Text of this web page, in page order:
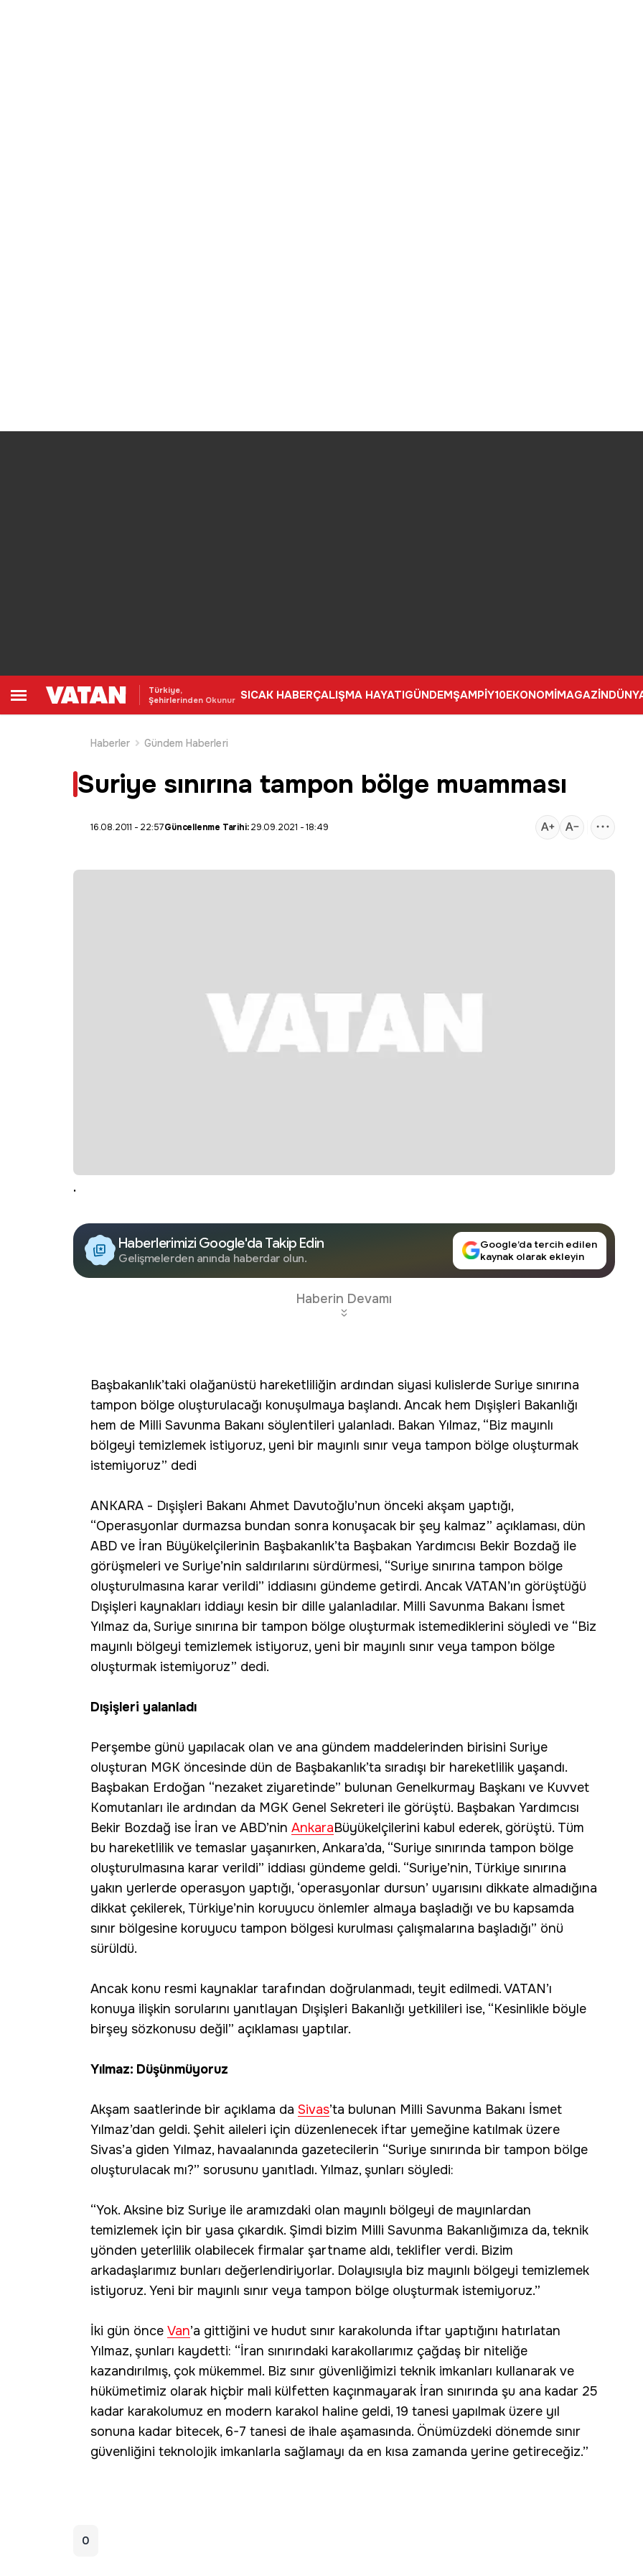
Türkiye,
Şehirlerinden Okunur SICAK HABERÇALIŞMA HAYATIGÜNDEMŞAMPİY10EKONOMİMAGAZİN
Haberler
Gündem Haberleri
Suriye sınırına tampon bölge muamması
16.08.2011 - 22:57Güncellenme Tarihi:29.09.2021 - 18:49
.
Haberlerimizi Google'da Takip Edin
Gelişmelerden anında haberdar olun.
Google’da tercih edilen
kaynak olarak ekleyin
Haberin Devamı
Başbakanlık’taki olağanüstü hareketliliğin ardından siyasi kulislerde Suriye sınırına
tampon bölge oluşturulacağı konuşulmaya başlandı. Ancak hem Dışişleri Bakanlığı
hem de Milli Savunma Bakanı söylentileri yalanladı. Bakan Yılmaz, “Biz mayınlı
bölgeyi temizlemek istiyoruz, yeni bir mayınlı sınır veya tampon bölge oluşturmak
istemiyoruz” dedi
ANKARA - Dışişleri Bakanı Ahmet Davutoğlu’nun önceki akşam yaptığı,
“Operasyonlar durmazsa bundan sonra konuşacak bir şey kalmaz” açıklaması, dün
ABD ve İran Büyükelçilerinin Başbakanlık’ta Başbakan Yardımcısı Bekir Bozdağ ile
görüşmeleri ve Suriye’nin saldırılarını sürdürmesi, “Suriye sınırına tampon bölge
oluşturulmasına karar verildi” iddiasını gündeme getirdi. Ancak VATAN’ın görüştüğü
Dışişleri kaynakları iddiayı kesin bir dille yalanladılar. Milli Savunma Bakanı İsmet
Yılmaz da, Suriye sınırına bir tampon bölge oluşturmak istemediklerini söyledi ve “Biz
mayınlı bölgeyi temizlemek istiyoruz, yeni bir mayınlı sınır veya tampon bölge
oluşturmak istemiyoruz” dedi.
Dışişleri yalanladı
Perşembe günü yapılacak olan ve ana gündem maddelerinden birisini Suriye
oluşturan MGK öncesinde dün de Başbakanlık’ta sıradışı bir hareketlilik yaşandı.
Başbakan Erdoğan “nezaket ziyaretinde” bulunan Genelkurmay Başkanı ve Kuvvet
Komutanları ile ardından da MGK Genel Sekreteri ile görüştü. Başbakan Yardımcısı
Bekir Bozdağ ise İran ve ABD’nin AnkaraBüyükelçilerini kabul ederek, görüştü. Tüm
bu hareketlilik ve temaslar yaşanırken, Ankara’da, “Suriye sınırında tampon bölge
oluşturulmasına karar verildi” iddiası gündeme geldi. “Suriye’nin, Türkiye sınırına
yakın yerlerde operasyon yaptığı, ‘operasyonlar dursun’ uyarısını dikkate almadığına
dikkat çekilerek, Türkiye’nin koruyucu önlemler almaya başladığı ve bu kapsamda
sınır bölgesine koruyucu tampon bölgesi kurulması çalışmalarına başladığı” önü
sürüldü.
Ancak konu resmi kaynaklar tarafından doğrulanmadı, teyit edilmedi. VATAN’ı
konuya ilişkin sorularını yanıtlayan Dışişleri Bakanlığı yetkilileri ise, “Kesinlikle böyle
birşey sözkonusu değil” açıklaması yaptılar.
Yılmaz: Düşünmüyoruz
Akşam saatlerinde bir açıklama da Sivas’ta bulunan Milli Savunma Bakanı İsmet
Yılmaz’dan geldi. Şehit aileleri için düzenlenecek iftar yemeğine katılmak üzere
Sivas’a giden Yılmaz, havaalanında gazetecilerin “Suriye sınırında bir tampon bölge
oluşturulacak mı?” sorusunu yanıtladı. Yılmaz, şunları söyledi:
“Yok. Aksine biz Suriye ile aramızdaki olan mayınlı bölgeyi de mayınlardan
temizlemek için bir yasa çıkardık. Şimdi bizim Milli Savunma Bakanlığımıza da, teknik
yönden yeterlilik olabilecek firmalar şartname aldı, teklifler verdi. Bizim
arkadaşlarımız bunları değerlendiriyorlar. Dolayısıyla biz mayınlı bölgeyi temizlemek
istiyoruz. Yeni bir mayınlı sınır veya tampon bölge oluşturmak istemiyoruz.”
İki gün önce Van’a gittiğini ve hudut sınır karakolunda iftar yaptığını hatırlatan
Yılmaz, şunları kaydetti: “İran sınırındaki karakollarımız çağdaş bir niteliğe
kazandırılmış, çok mükemmel. Biz sınır güvenliğimizi teknik imkanları kullanarak ve
hükümetimiz olarak hiçbir mali külfetten kaçınmayarak İran sınırında şu ana kadar 25
kadar karakolumuz en modern karakol haline geldi, 19 tanesi yapılmak üzere yıl
sonuna kadar bitecek, 6-7 tanesi de ihale aşamasında. Önümüzdeki dönemde sınır
güvenliğini teknolojik imkanlarla sağlamayı da en kısa zamanda yerine getireceğiz.”
0